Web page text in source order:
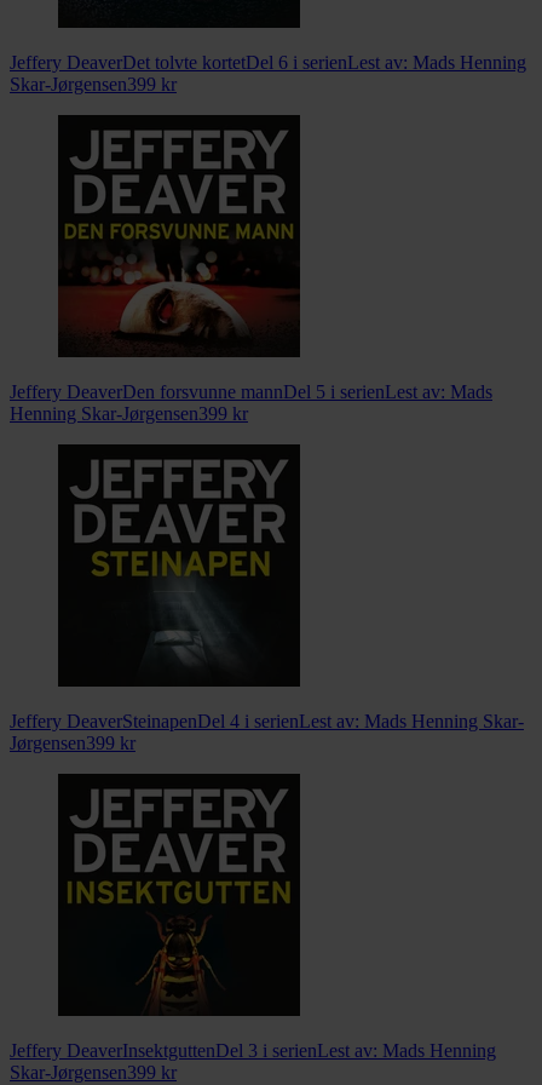
Jeffery DeaverDet tolvte kortetDel 6 i serienLest av: Mads Henning
Skar-Jørgensen399 kr
Jeffery DeaverDen forsvunne mannDel 5 i serienLest av: Mads
Henning Skar-Jørgensen399 kr
Jeffery DeaverSteinapenDel 4 i serienLest av: Mads Henning Skar-
Jørgensen399 kr
Jeffery DeaverInsektguttenDel 3 i serienLest av: Mads Henning
Skar-Jørgensen399 kr